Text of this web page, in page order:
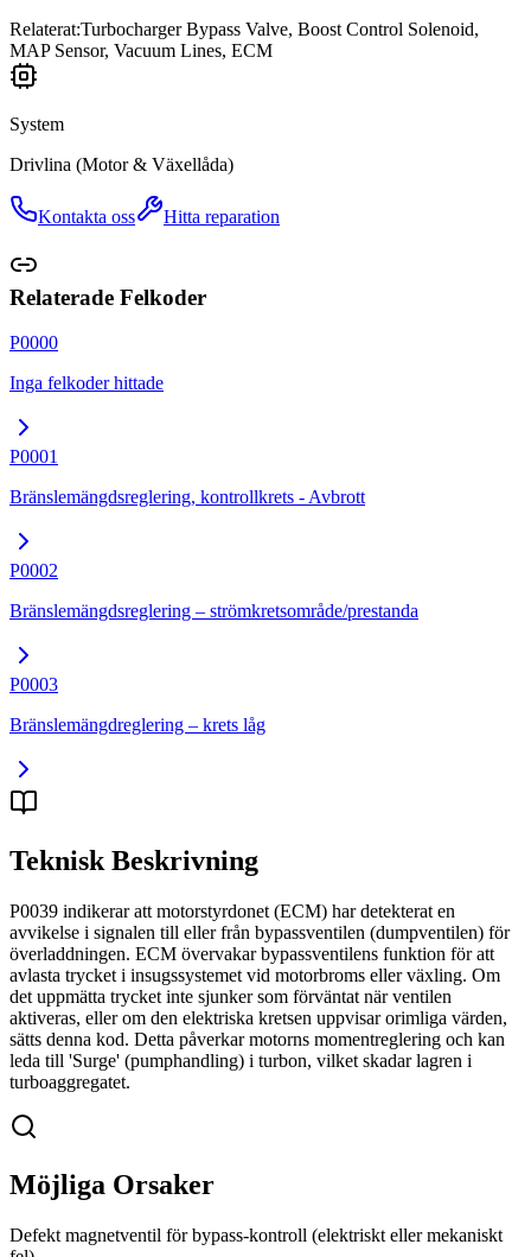
Relaterat:Turbocharger Bypass Valve, Boost Control Solenoid,
MAP Sensor, Vacuum Lines, ECM
System
Drivlina (Motor & Växellåda)
Kontakta oss Hitta reparation
Relaterade Felkoder
P0000
Inga felkoder hittade
P0001
Bränslemängdsreglering, kontrollkrets - Avbrott
P0002
Bränslemängdsreglering – strömkretsområde/prestanda
P0003
Bränslemängdreglering – krets låg
Teknisk Beskrivning
P0039 indikerar att motorstyrdonet (ECM) har detekterat en
avvikelse i signalen till eller från bypassventilen (dumpventilen) för
överladdningen. ECM övervakar bypassventilens funktion för att
avlasta trycket i insugssystemet vid motorbroms eller växling. Om
det uppmätta trycket inte sjunker som förväntat när ventilen
aktiveras, eller om den elektriska kretsen uppvisar orimliga värden,
sätts denna kod. Detta påverkar motorns momentreglering och kan
leda till 'Surge' (pumphandling) i turbon, vilket skadar lagren i
turboaggregatet.
Möjliga Orsaker
Defekt magnetventil för bypass-kontroll (elektriskt eller mekaniskt